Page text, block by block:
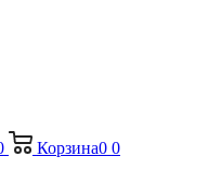
Корзина0 0